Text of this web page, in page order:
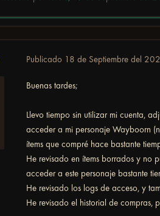
Publicado 18 de Septiembre del
Buenas tardes;
Llevo tiempo sin utilizar mi cuenta,
acceder a mi personaje Wayboorn
ítems que compré hace bastante
He revisado en ítems borrados y no
acceder a este personaje bastante
He revisado los logs de acceso, y
He revisado el historial de compras,